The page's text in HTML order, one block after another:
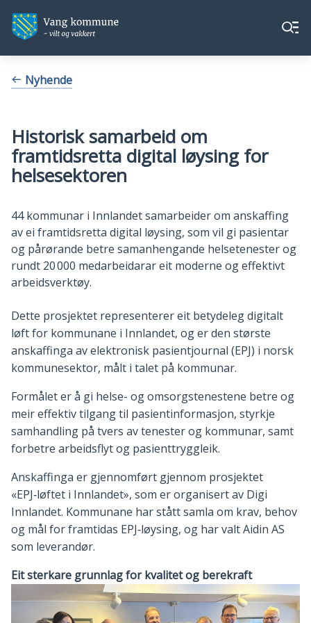
Vang
kommune
Vang
kommune
Meny
Du Nyhende
Historisk samarbeid om
framtidsretta digital løysing for
helsesektoren
44 kommunar i Innlandet samarbeider om anskaffing
av ei framtidsretta digital løysing, som vil gi pasientar
og pårørande betre samanhengande helsetenester og
rundt 20 000 medarbeidarar eit moderne og effektivt
arbeidsverktøy.
Dette prosjektet representerer eit betydeleg digitalt
løft for kommunane i Innlandet, og er den største
anskaffinga av elektronisk pasientjournal (EPJ) i norsk
kommunesektor, målt i talet på kommunar.
Formålet er å gi helse- og omsorgstenestene betre og
meir effektiv tilgang til pasientinformasjon, styrkje
samhandling på tvers av tenester og kommunar, samt
forbetre arbeidsflyt og pasienttryggleik.
Anskaffinga er gjennomført gjennom prosjektet
«EPJ‑løftet i Innlandet», som er organisert av Digi
Innlandet. Kommunane har stått samla om krav, behov
og mål for framtidas EPJ‑løysing, og har valt Aidin AS
som leverandør.
Eit sterkare grunnlag for kvalitet og berekraft